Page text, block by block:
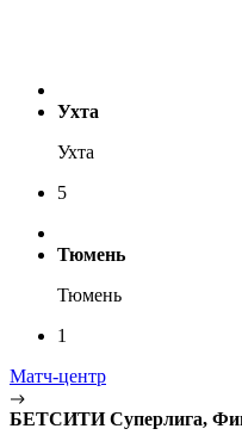
Ухта
Ухта
5
Тюмень
Тюмень
1
Матч-центр
БЕТСИТИ Суперлига,